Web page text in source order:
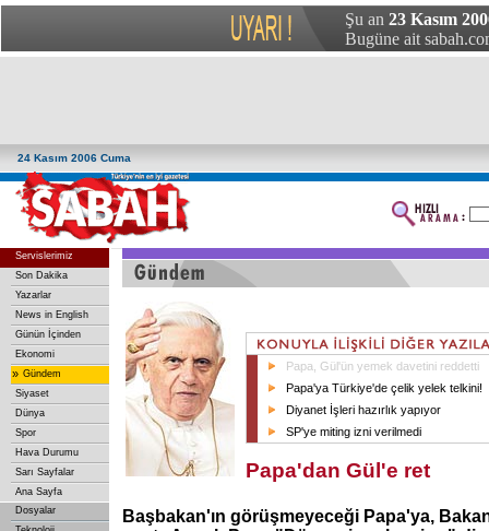
Şu an 23 Kasım
Bugüne ait
24 Kasım 2006 Cuma
Servislerimiz
Son Dakika
Yazarlar
News in English
Günün İçinden
Ekonomi
» Gündem
Siyaset
Dünya
Spor
Hava Durumu
Sarı Sayfalar
Ana Sayfa
Dosyalar
Papa, Gül'ün yemek davetini reddetti
Papa'ya Türkiye'de çelik yelek telkini!
Diyanet İşleri hazırlık yapıyor
SP'ye miting izni verilmedi
Papa'dan Gül'e ret
Başbakan'ın görüşmeyeceği Papa'ya,